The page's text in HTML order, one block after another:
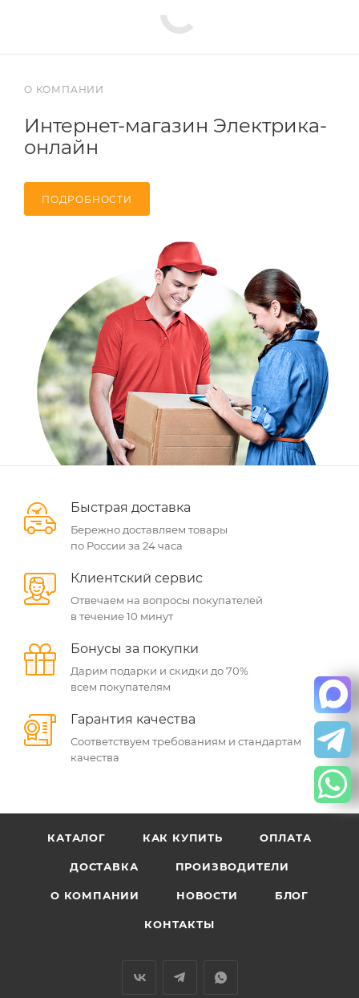
О КОМПАНИИ
Интернет-магазин Электрика-
онлайн
ПОДРОБНОСТИ
Быстрая доставка
Бережно доставляем товары
по России за 24 часа
Клиентский сервис
Отвечаем на вопросы покупателей
в течение 10 минут
Бонусы за покупки
Дарим подарки и скидки до 70%
всем покупателям
Гарантия качества
Соответствуем требованиям и стандартам
качества
КАТАЛОГ КАК КУПИТЬ ОПЛАТА
ДОСТАВКА ПРОИЗВОДИТЕЛИ
О КОМПАНИИ НОВОСТИ БЛОГ
КОНТАКТЫ